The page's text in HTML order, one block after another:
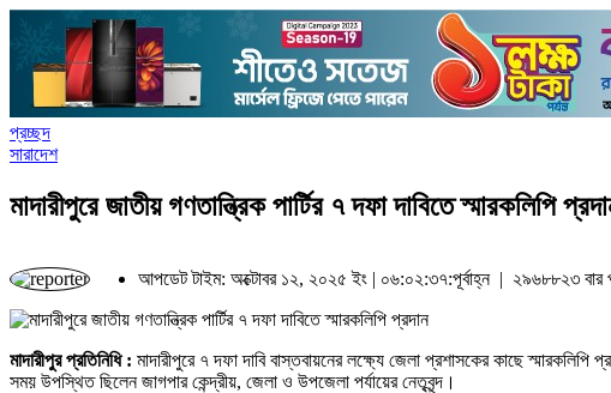
প্রচ্ছদ
সারাদেশ
মাদারীপুরে জাতীয় গণতান্ত্রিক পার্টির ৭ দফা দাবিতে স্মারকলিপি
আপডেট টাইম: অক্টোবর ১২, ২০২৫ ইং | ০৬:০২:৩৭:পূর্বাহ্ন | ২৯৬৮৮২৩ বার
মাদারীপুর প্রতিনিধি : মাদারীপুরে ৭ দফা দাবি বাস্তবায়নের লক্ষ্যে জেলা প্রশাসকের কাছে
সময় উপস্থিত ছিলেন জাগপার কেন্দ্রীয়, জেলা ও উপজেলা পর্যায়ের নেতৃবৃন্দ।